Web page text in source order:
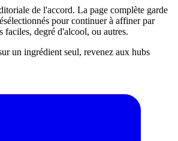
de l'accord. La page complète garde
pour continuer à affiner par
faciles, degré d'alcool, ou autres.
un ingrédient seul, revenez aux hubs